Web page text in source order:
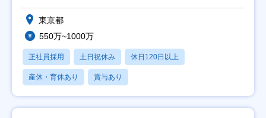
東京都
550万~1000万
正社員採用 土日祝休み 休日120日以上
産休・育休あり 賞与あり